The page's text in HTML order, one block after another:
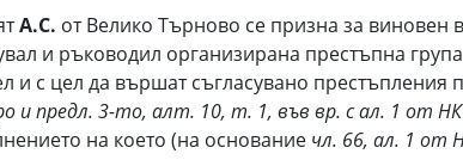
А.С. от Велико Търново се призна за виновен
и ръководил организирана престъпна
и с цел да вършат съгласувано престъпления
и предл. 3-то, алт. 10, т. 1, във вр. с ал. 1 от НК
на което (на основание чл. 66, ал. 1 от